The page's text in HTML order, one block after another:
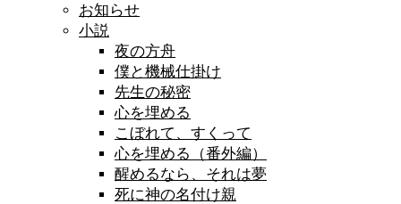
お知らせ
小説
夜の方舟
僕と機械仕掛け
先生の秘密
心を埋める
こぼれて、すくって
心を埋める（番外編）
醒めるなら、それは夢
死に神の名付け親